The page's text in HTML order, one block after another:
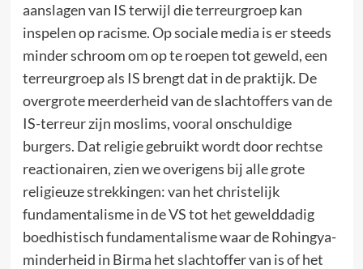
aanslagen van IS terwijl die terreurgroep kan
inspelen op racisme. Op sociale media is er steeds
minder schroom om op te roepen tot geweld, een
terreurgroep als IS brengt dat in de praktijk. De
overgrote meerderheid van de slachtoffers van de
IS-terreur zijn moslims, vooral onschuldige
burgers. Dat religie gebruikt wordt door rechtse
reactionairen, zien we overigens bij alle grote
religieuze strekkingen: van het christelijk
fundamentalisme in de VS tot het gewelddadig
boedhistisch fundamentalisme waar de Rohingya-
minderheid in Birma het slachtoffer van is of het